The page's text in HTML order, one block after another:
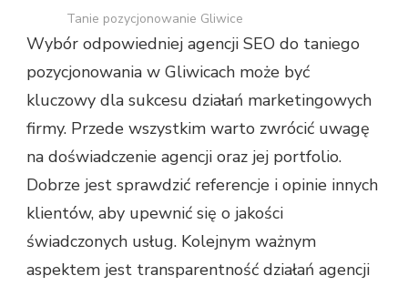
Tanie pozycjonowanie Gliwice
Wybór odpowiedniej agencji SEO do taniego
pozycjonowania w Gliwicach może być
kluczowy dla sukcesu działań marketingowych
firmy. Przede wszystkim warto zwrócić uwagę
na doświadczenie agencji oraz jej portfolio.
Dobrze jest sprawdzić referencje i opinie innych
klientów, aby upewnić się o jakości
świadczonych usług. Kolejnym ważnym
aspektem jest transparentność działań agencji